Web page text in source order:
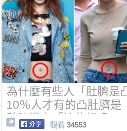
為什麼有些人「肚臍是
10％人才有的凸肚臍是
肚臍還有「這些好處」！
觀看 34553